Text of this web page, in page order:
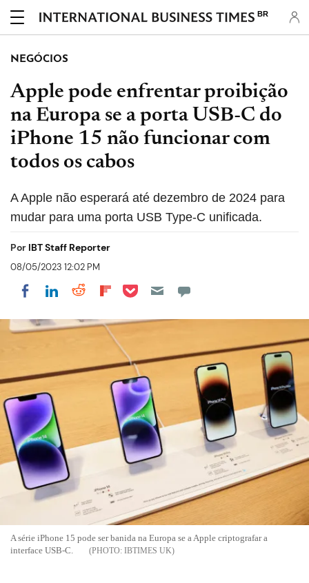
BR
NEGÓCIOS
Apple pode enfrentar proibição
na Europa se a porta USB-C do
iPhone 15 não funcionar com
todos os cabos
A Apple não esperará até dezembro de 2024 para
mudar para uma porta USB Type-C unificada.
Por IBT Staff Reporter
08/05/2023 12:02 PM
Share on Facebook
Share on LinkedIn
Share on Reddit
Share on Flipboard
Share on Pocket
A série iPhone 15 pode ser banida na Europa se a Apple criptografar a
interface USB-C.
IBTIMES UK